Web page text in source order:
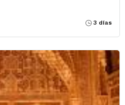
3 días